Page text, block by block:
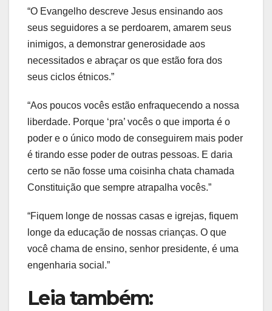
“O Evangelho descreve Jesus ensinando aos
seus seguidores a se perdoarem, amarem seus
inimigos, a demonstrar generosidade aos
necessitados e abraçar os que estão fora dos
seus ciclos étnicos.”
“Aos poucos vocês estão enfraquecendo a nossa
liberdade. Porque ‘pra’ vocês o que importa é o
poder e o único modo de conseguirem mais poder
é tirando esse poder de outras pessoas. E daria
certo se não fosse uma coisinha chata chamada
Constituição que sempre atrapalha vocês.”
“Fiquem longe de nossas casas e igrejas, fiquem
longe da educação de nossas crianças. O que
você chama de ensino, senhor presidente, é uma
engenharia social.”
Leia também: